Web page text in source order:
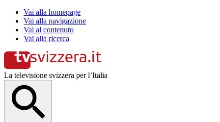
Vai alla homepage
Vai alla navigazione
Vai al contenuto
Vai alla ricerca
La televisione svizzera per l’Italia